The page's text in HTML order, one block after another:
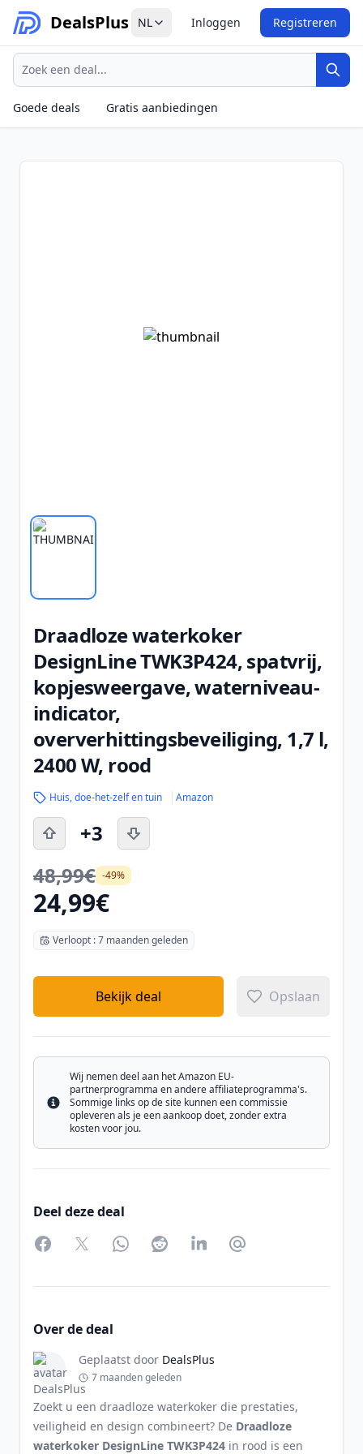
DealsPlus NL Inloggen Registreren
Zoeken
Goede deals
Gratis aanbiedingen
Draadloze waterkoker
DesignLine TWK3P424, spatvrij,
kopjesweergave, waterniveau-
indicator,
oververhittingsbeveiliging, 1,7 l,
2400 W, rood
Huis, doe-het-zelf en tuin Amazon
+3
48,99€ -49%
24,99€
Verloopt : 7 maanden geleden
Bekijk deal Opslaan
Info
Wij nemen deel aan het Amazon EU-
partnerprogramma en andere affiliateprogramma's.
Sommige links op de site kunnen een commissie
opleveren als je een aankoop doet, zonder extra
kosten voor jou.
Deel deze deal
FacebookTwitterWhatsAppRedditLinkedInPartager par Email
Over de deal
Geplaatst door DealsPlus
7 maanden geleden
Zoekt u een draadloze waterkoker die prestaties,
veiligheid en design combineert? De Draadloze
waterkoker DesignLine TWK3P424 in rood is een